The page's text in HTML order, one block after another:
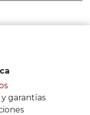
garantías